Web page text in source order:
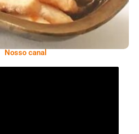
Nosso canal